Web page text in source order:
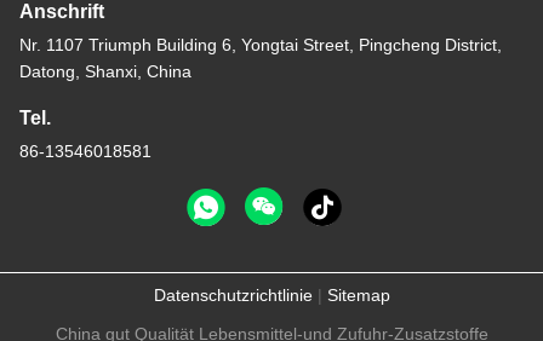
Anschrift
Nr. 1107 Triumph Building 6, Yongtai Street, Pingcheng District,
Datong, Shanxi, China
Tel.
86-13546018581
Datenschutzrichtlinie| Sitemap
China gut Qualität Lebensmittel-und Zufuhr-Zusatzstoffe